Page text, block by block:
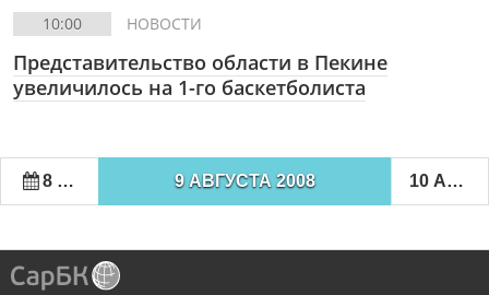
10:00 НОВОСТИ
Представительство области в Пекине
увеличилось на 1-го баскетболиста
8 АВГУСТА 2008 9 АВГУСТА 2008 10 АВГУСТА 2008